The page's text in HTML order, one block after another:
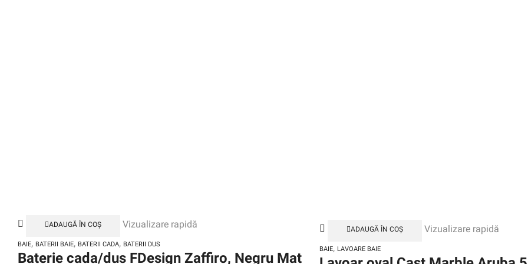
ADAUGĂ ÎN COȘ Vizualizare rapidă
BAIE, BATERII BAIE, BATERII CADA, BATERII DUS
Baterie cada/dus FDesign Zaffiro, Negru Mat
ADAUGĂ ÎN COȘ Vizualizare rapidă
BAIE, LAVOARE BAIE